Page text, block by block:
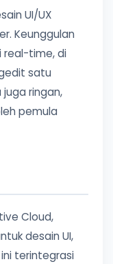
UI/UX
Keunggulan
real-time, di
satu
ringan,
pemula
Cloud,
desain UI,
terintegrasi